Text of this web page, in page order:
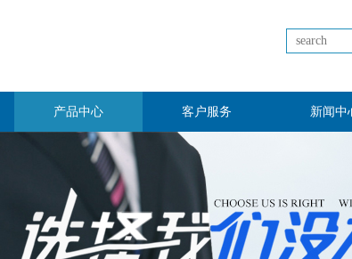
产品中心 客户服务 新闻中